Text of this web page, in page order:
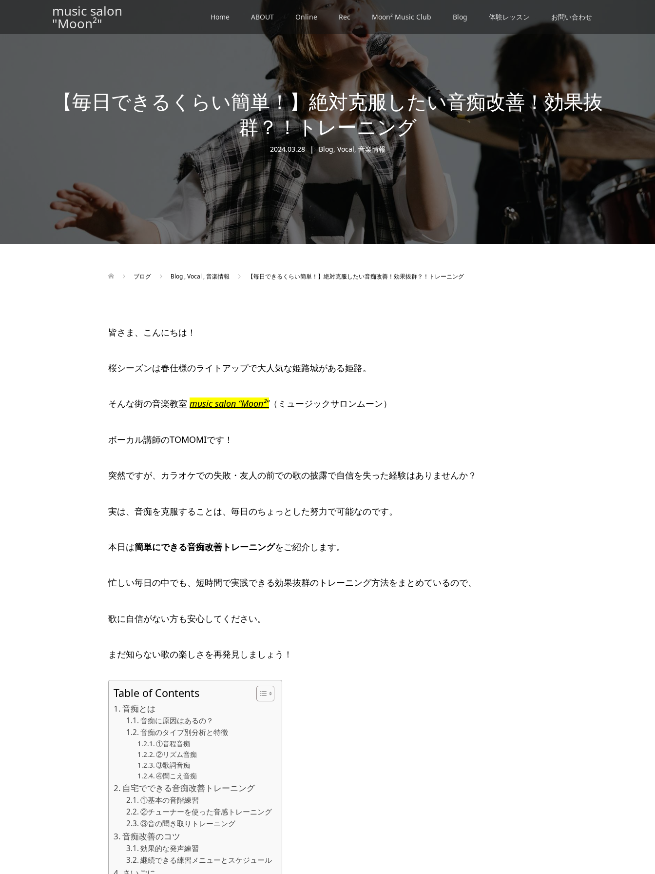
music salon
"Moon²" Home ABOUT Online Rec Moon² Music Club Blog 体験レッスン お問い合わせ
【毎日できるくらい簡単！】絶対克服したい音痴改善！効果抜
群？！トレーニング
2024.03.28 Blog, Vocal, 音楽情報
ブログ Blog ,Vocal ,音楽情報 【毎日できるくらい簡単！】絶対克服したい音痴改善！効果抜群？！トレーニング
皆さま、こんにちは！
桜シーズンは春仕様のライトアップで大人気な姫路城がある姫路。
そんな街の音楽教室 music salon “Moon²”（ミュージックサロンムーン）
ボーカル講師のTOMOMIです！
突然ですが、カラオケでの失敗・友人の前での歌の披露で自信を失った経験はありませんか？
実は、音痴を克服することは、毎日のちょっとした努力で可能なのです。
本日は簡単にできる音痴改善トレーニングをご紹介します。
忙しい毎日の中でも、短時間で実践できる効果抜群のトレーニング方法をまとめているので、
歌に自信がない方も安心してください。
まだ知らない歌の楽しさを再発見しましょう！
Table of Contents
音痴とは
音痴に原因はあるの？
音痴のタイプ別分析と特徴
①音程音痴
②リズム音痴
③歌詞音痴
④聞こえ音痴
自宅でできる音痴改善トレーニング
①基本の音階練習
②チューナーを使った音感トレーニング
③音の聞き取りトレーニング
音痴改善のコツ
効果的な発声練習
継続できる練習メニューとスケジュール